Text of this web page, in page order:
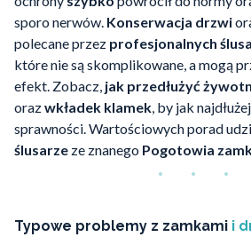
sporo nerwów. Konserwacja drzwi
polecane przez profesjonalnych
które nie są skomplikowane, a mogą
efekt. Zobacz, jak przedłużyć
orazwkładek klamek, by jak
sprawności. Wartościowych porad
ślusarze ze znanego Pogotowia
Typowe problemy z zamkami i